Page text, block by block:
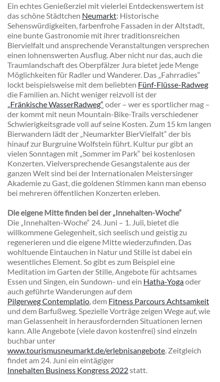
Ein echtes Genießerziel mit vielerlei Entdeckenswertem ist
das schöne Städtchen Neumarkt: Historische
Sehenswürdigkeiten, farbenfrohe Fassaden in der Altstadt,
eine bunte Gastronomie mit ihrer traditionsreichen
Biervielfalt und ansprechende Veranstaltungen versprechen
einen lohnenswerten Ausflug. Aber nicht nur das, auch die
Traumlandschaft des Oberpfälzer Jura bietet jede Menge
Möglichkeiten für Radler und Wanderer. Das „Fahrradies“
lockt beispielsweise mit dem beliebten Fünf-Flüsse-Radweg
die Familien an. Nicht weniger reizvoll ist der
„Fränkische WasserRadweg“ oder – wer es sportlicher mag –
der kommt mit neun Mountain-Bike-Trails verschiedener
Schwierigkeitsgrade voll auf seine Kosten. Zum 15 km langen
Bierwandern lädt der „Neumarkter BierVielfalt“ der bis
hinauf zur Burgruine Wolfstein führt. Kultur pur gibt an
vielen Sonntagen mit „Sommer im Park“ bei kostenlosen
Konzerten. Vielversprechende Gesangstalente aus der
ganzen Welt sind bei der Internationalen Meistersinger
Akademie zu Gast, die goldenen Stimmen kann man ebenso
bei mehreren öffentlichen Konzerten erleben.
Die eigene Mitte finden bei der „Innehalten-Woche“
Die „Innehalten-Woche“ 24. Juni – 1. Juli, bietet die
willkommene Gelegenheit, sich seelisch und geistig zu
regenerieren und die eigene Mitte wiederzufinden. Das
wohltuende Eintauchen in Natur und Stille ist dabei ein
wesentliches Element. So gibt es zum Beispiel eine
Meditation im Garten der Stille, Angebote für achtsames
Essen und Singen, ein Sundown- und ein Hatha-Yogaoder
auch geführte Wanderungen auf dem
Pilgerweg Contemplatio, dem Fitness Parcours Achtsamkeit
und dem Barfußweg. Spezielle Vorträge zeigen Wege auf, wie
man Gelassenheit in herausfordernden Situationen lernen
kann. Alle Angebote (viele davon kostenfrei) sind einzeln
buchbar unter
www.tourismusneumarkt.de/erlebnisangebote. Zeitgleich
findet am 24. Juni ein eintägiger
Innehalten Business Kongress 2022statt.